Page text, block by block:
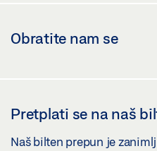
Obratite nam se
Pretplati se na naš
Naš bilten prepun je